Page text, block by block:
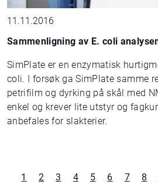
11.11.2016
Sammenligning av E. coli
SimPlate er en enzymatisk
coli. I forsøk ga SimPlate samme
petrifilm og dyrking på skål med
enkel og krever lite utstyr og
anbefales for slakterier.
1 2 3 4 5 6 7 8